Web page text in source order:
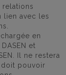
relations
lien avec les
en
et
Il ne restera
pouvoir